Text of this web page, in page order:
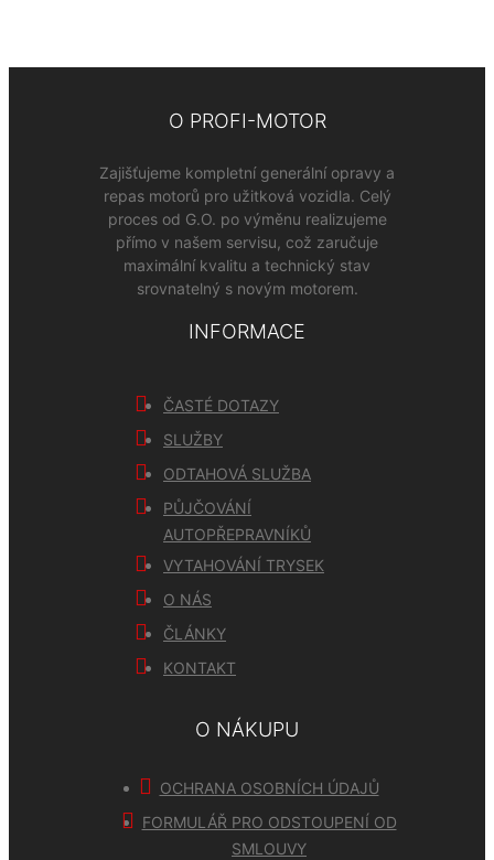
O PROFI-MOTOR
Zajišťujeme kompletní generální opravy a
repas motorů pro užitková vozidla. Celý
proces od G.O. po výměnu realizujeme
přímo v našem servisu, což zaručuje
maximální kvalitu a technický stav
srovnatelný s novým motorem.
INFORMACE
ČASTÉ DOTAZY
SLUŽBY
ODTAHOVÁ SLUŽBA
PŮJČOVÁNÍ
AUTOPŘEPRAVNÍKŮ
VYTAHOVÁNÍ TRYSEK
O NÁS
ČLÁNKY
KONTAKT
O NÁKUPU
OCHRANA OSOBNÍCH ÚDAJŮ
FORMULÁŘ PRO ODSTOUPENÍ OD
SMLOUVY